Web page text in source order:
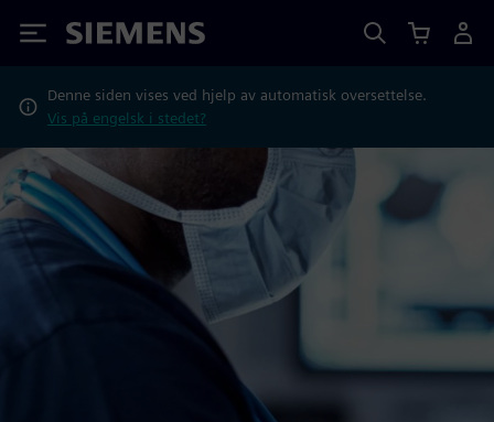
Siemens
Denne siden vises ved hjelp av automatisk oversettelse.
Vis på engelsk i stedet?